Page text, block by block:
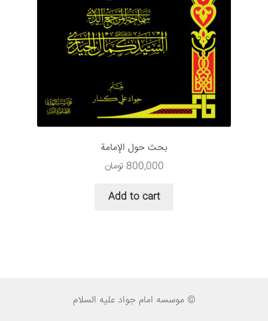
بحث حول الإمامة
800,000 تومان
Add to cart
© موسسه امام جواد علیه السلام